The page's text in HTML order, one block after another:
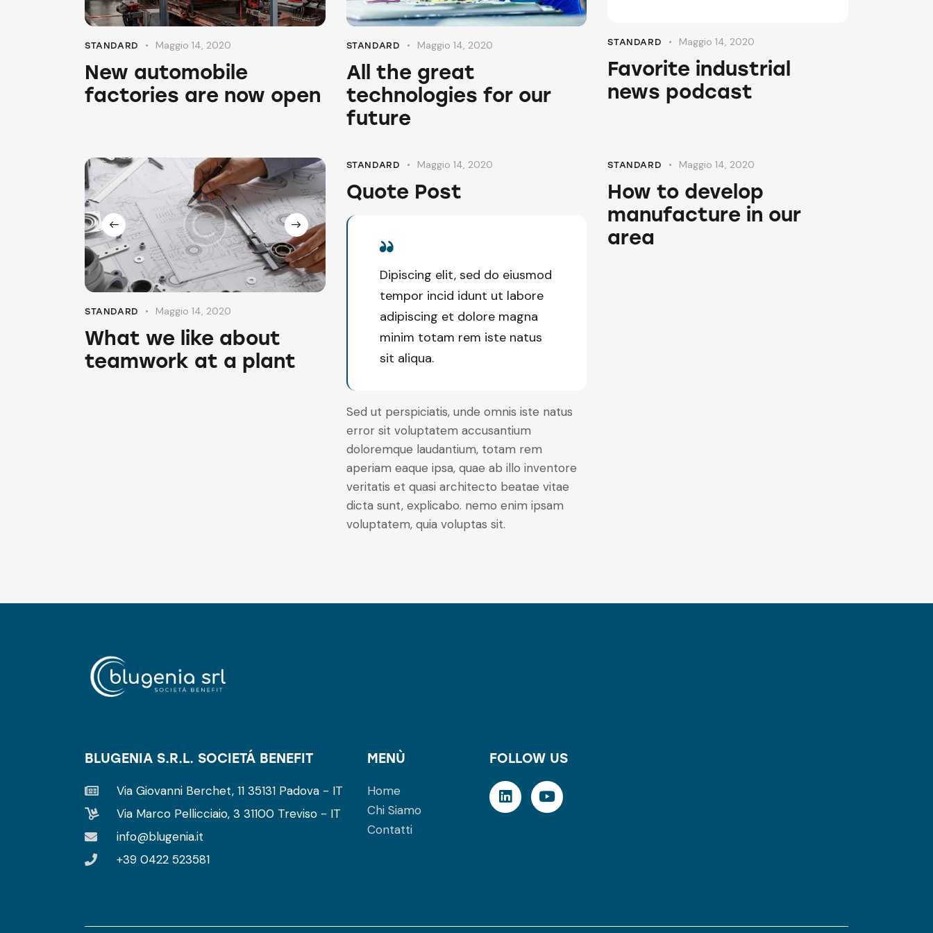
STANDARD Maggio 14, 2020
New automobile
factories are now open
STANDARD Maggio 14, 2020
All the great
technologies for our
future
STANDARD Maggio 14, 2020
Favorite industrial
news podcast
STANDARD Maggio 14, 2020
What we like about
teamwork at a plant
STANDARD Maggio 14, 2020
Quote Post
Dipiscing elit, sed do eiusmod
tempor incid idunt ut labore
adipiscing et dolore magna
minim totam rem iste natus
sit aliqua.
Sed ut perspiciatis, unde omnis iste natus
error sit voluptatem accusantium
doloremque laudantium, totam rem
aperiam eaque ipsa, quae ab illo inventore
veritatis et quasi architecto beatae vitae
dicta sunt, explicabo. nemo enim ipsam
voluptatem, quia voluptas sit.
STANDARD Maggio 14, 2020
How to develop
manufacture in our
area
BLUGENIA S.R.L. SOCIETÁ BENEFIT
Via Giovanni Berchet, 11 35131 Padova - IT
Via Marco Pellicciaio, 3 31100 Treviso - IT
info@blugenia.it
+39 0422 523581
MENÙ
Home
Chi Siamo
Contatti
FOLLOW US